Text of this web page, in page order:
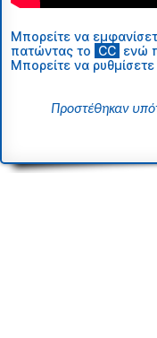
Μπορείτε να
πατώντας το CC ενώ
Μπορείτε να
Προστέθηκαν